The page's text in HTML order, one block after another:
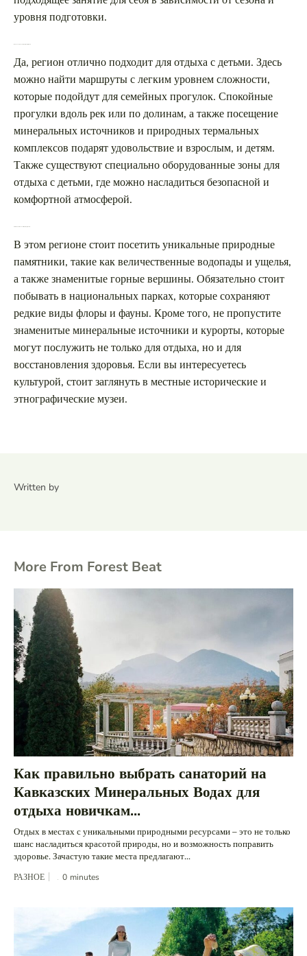
уровня подготовки.
Да, регион отлично подходит для отдыха с детьми. Здесь
можно найти маршруты с легким уровнем сложности,
которые подойдут для семейных прогулок. Спокойные
прогулки вдоль рек или по долинам, а также посещение
минеральных источников и природных термальных
комплексов подарят удовольствие и взрослым, и детям.
Также существуют специально оборудованные зоны для
отдыха с детьми, где можно насладиться безопасной и
комфортной атмосферой.
В этом регионе стоит посетить уникальные природные
памятники, такие как величественные водопады и ущелья,
а также знаменитые горные вершины. Обязательно стоит
побывать в национальных парках, которые сохраняют
редкие виды флоры и фауны. Кроме того, не пропустите
знаменитые минеральные источники и курорты, которые
могут послужить не только для отдыха, но и для
восстановления здоровья. Если вы интересуетесь
культурой, стоит заглянуть в местные исторические и
этнографические музеи.
Written by
More From Forest Beat
Как правильно выбрать санаторий на
Кавказских Минеральных Водах для
отдыха новичкам...
Отдых в местах с уникальными природными ресурсами – это не только
шанс насладиться красотой природы, но и возможность поправить
здоровье. Зачастую такие места предлагают...
РАЗНОЕ 0 minutes